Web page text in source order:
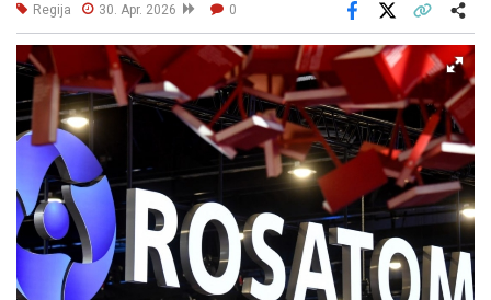
Regija 30. Apr. 2026 0
Facebook